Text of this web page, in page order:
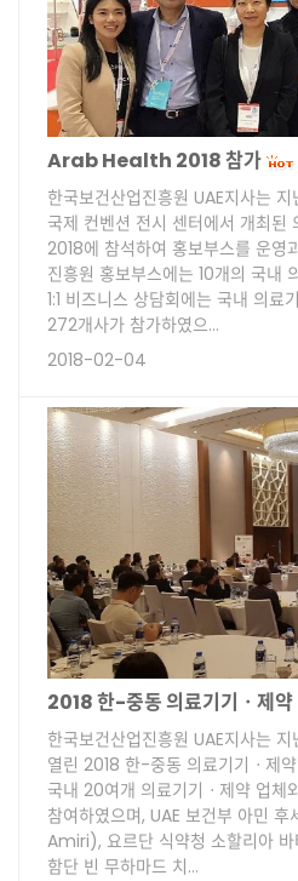
Arab Health 2018 참가
한국보건산업진흥원 UAE지사는
국제 컨벤션 전시 센터에서 개최
2018에 참석하여 홍보부스를 운영
진흥원 홍보부스에는 10개의 국내
1:1 비즈니스 상담회에는 국내 의
272개사가 참가하였으…
2018-02-04
2018 한-중동 의료기기ㆍ제약
한국보건산업진흥원 UAE지사는
열린 2018 한-중동 의료기기ㆍ제
국내 20여개 의료기기ㆍ제약 업체
참여하였으며, UAE 보건부 아민
Amiri), 요르단 식약청 소할리아
함단 빈 무하마드 치…